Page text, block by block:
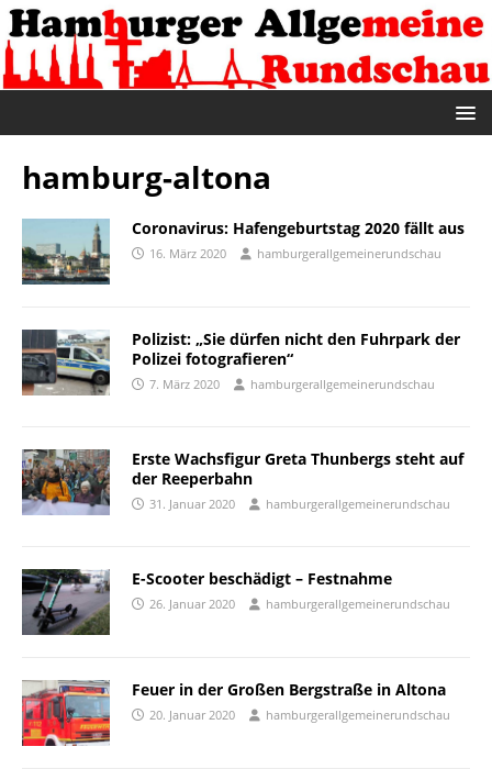
hamburg-altona
Coronavirus: Hafengeburtstag 2020 fällt aus
16. März 2020 hamburgerallgemeinerundschau
Polizist: „Sie dürfen nicht den Fuhrpark der
Polizei fotografieren“
7. März 2020 hamburgerallgemeinerundschau
Erste Wachsfigur Greta Thunbergs steht auf
der Reeperbahn
31. Januar 2020 hamburgerallgemeinerundschau
E-Scooter beschädigt – Festnahme
26. Januar 2020 hamburgerallgemeinerundschau
Feuer in der Großen Bergstraße in Altona
20. Januar 2020 hamburgerallgemeinerundschau